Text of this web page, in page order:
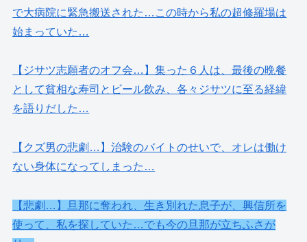
で大病院に緊急搬送された…この時から私の超修羅場は
始まっていた…
【ジサツ志願者のオフ会…】集った６人は、最後の晩餐
として貧相な寿司とビール飲み、各々ジサツに至る経緯
を語りだした…
【クズ男の悲劇…】治験のバイトのせいで、オレは働け
ない身体になってしまった…
【悲劇…】旦那に奪われ、生き別れた息子が、興信所を
使って、私を探していた…でも今の旦那が立ちふさが